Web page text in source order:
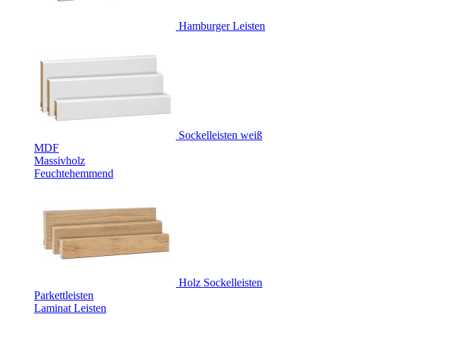
Hamburger Leisten
Sockelleisten weiß
MDF
Massivholz
Feuchtehemmend
Holz Sockelleisten
Parkettleisten
Laminat Leisten